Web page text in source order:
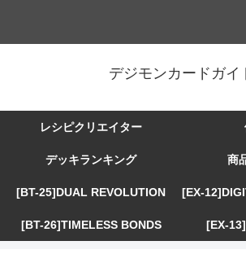
デジモンカードガイ
レシピクリエイター
デッキランキング 商
[BT-25]DUAL REVOLUTION
[BT-26]TIMELESS BONDS [EX-